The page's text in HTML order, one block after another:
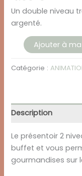
Un double niveau
argenté.
quantité
PRESENTOIR
ARGENTÉ
Ajouter à
Catégorie :
Description
Le présentoir 2
buffet et vous
gourmandises sur